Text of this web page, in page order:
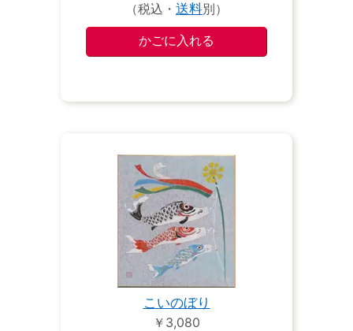
（税込・ 送料別）
こいのぼり
￥3,080